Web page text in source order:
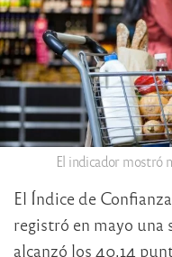
El indicador mostró
El Índice de
registró en mayo una
alcanzó los 40,14